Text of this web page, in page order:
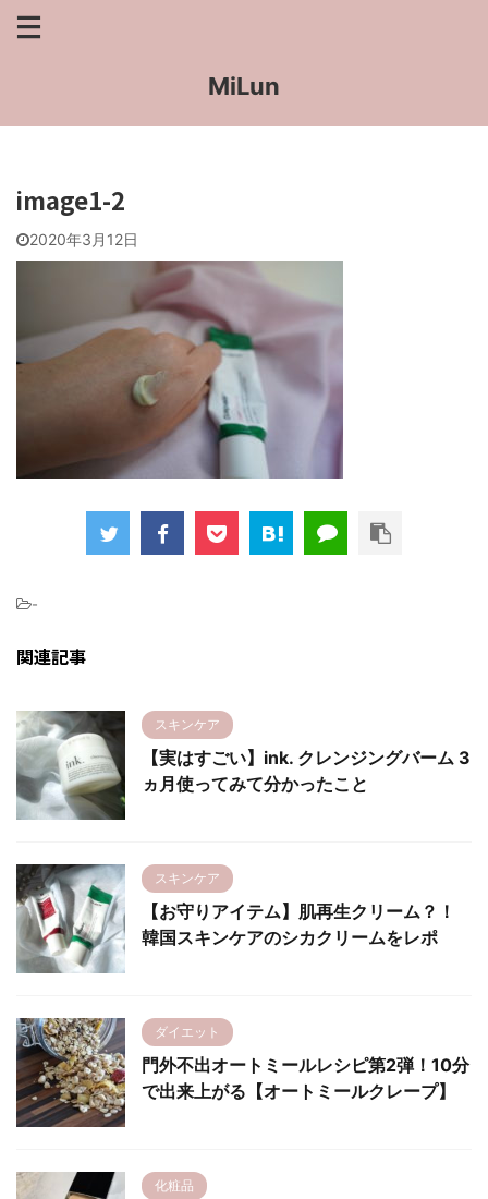
MiLun
image1-2
2020年3月12日
-
関連記事
スキンケア
【実はすごい】ink. クレンジングバーム 3
ヵ月使ってみて分かったこと
スキンケア
【お守りアイテム】肌再生クリーム？！
韓国スキンケアのシカクリームをレポ
ダイエット
門外不出オートミールレシピ第2弾！10分
で出来上がる【オートミールクレープ】
化粧品